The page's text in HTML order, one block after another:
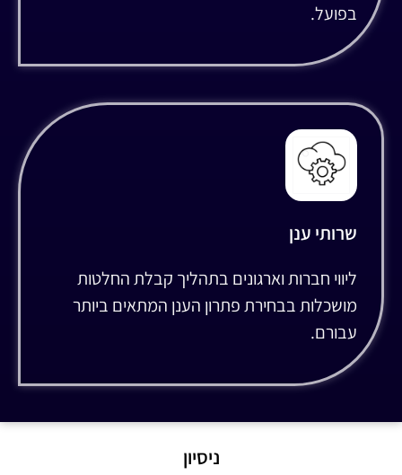
בפועל.
שרותי ענן
ליווי חברות וארגונים בתהליך קבלת החלטות
מושכלות בבחירת פתרון הענן המתאים ביותר
עבורם.
ניסיון